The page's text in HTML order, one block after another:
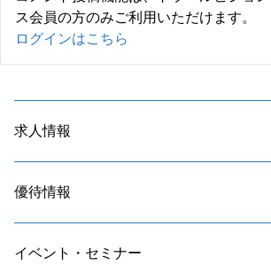
ス会員の方のみご利用いただけます。
ログインはこちら
求人情報
優待情報
イベント・セミナー